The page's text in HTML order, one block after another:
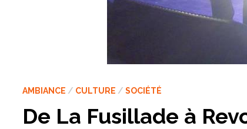
AMBIANCE / CULTURE /SOCIÉTÉ
De La Fusillade à